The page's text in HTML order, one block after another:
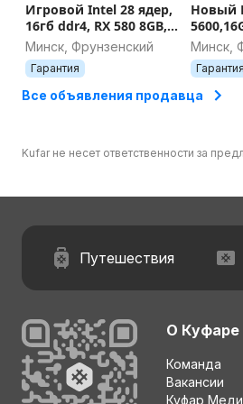
Игровой Intel 28 ядер,
16гб ddr4, RX 580 8GB,
SSD 512, гарантия
Минск, Фрунзенский
Гарантия
Новый
Минск,
Гарантия
Все объявления продавца
Kufar не несет ответственности за
Путешествия
О Куфаре
Команда
Вакансии
Куфар